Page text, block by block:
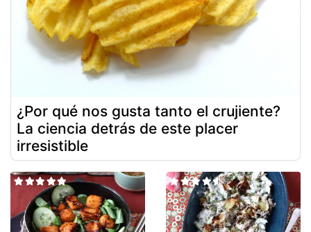
¿Por qué nos gusta tanto el crujiente?
La ciencia detrás de este placer
irresistible